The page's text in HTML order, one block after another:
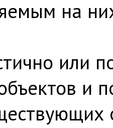
на
или
и